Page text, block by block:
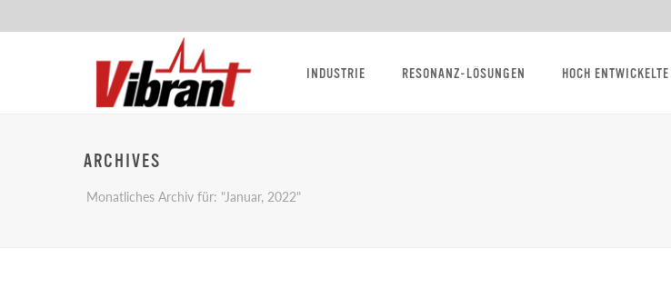
INDUSTRIE RESONANZ-LÖSUNGEN HOCH
ARCHIVES
Monatliches Archiv für: "Januar, 2022"